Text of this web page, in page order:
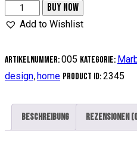
BUY NOW
Add to Wishlist
Artikelnummer:005 Kategorie:
design,home Product ID:2345
Beschreibung Rezensionen